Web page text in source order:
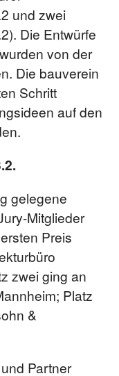
und zwei
Die Entwürfe
von der
Die bauverein
Schritt
auf den
gelegene
Mitglieder
Preis
zwei ging an
Platz
&
Partner